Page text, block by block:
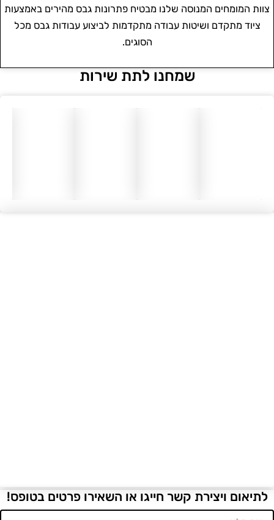
צוות המומחים המנוסה שלנו מבטיח פתרונות גבס מהירים באמצעות
ציוד מתקדם ושיטות עבודה מתקדמות לביצוע עבודות גבס מכל
הסוגים.
שמחנו לתת שירות
לתיאום ויצירת קשר חייגו או השאירו פרטים בטופס!